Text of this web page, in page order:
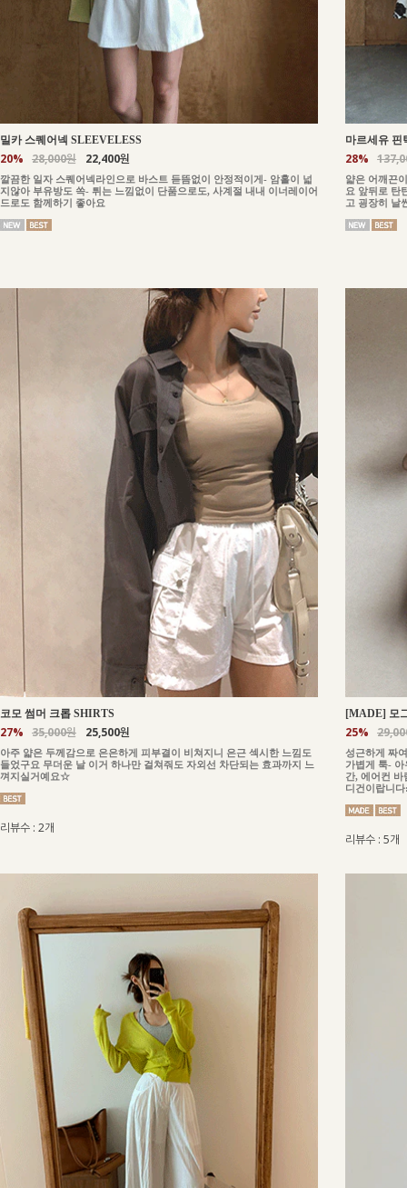
밀카 스퀘어넥 SLEEVELESS
20% 28,000원 22,400원
깔끔한 일자 스퀘어넥라인으로 바스트 듣뜸없이 안정적이게- 암홀이 넓
지않아 부유방도 쏙- 튀는 느낌없이 단품으로도, 사계절 내내 이너레이어
드로도 함께하기 좋아요
마르세유 핀
28%
얇은 어깨끈
요 앞뒤로 탄
고 굉장히 날
코모 썸머 크롭 SHIRTS
27% 35,000원 25,500원
아주 얇은 두께감으로 은은하게 피부결이 비쳐지니 은근 섹시한 느낌도
들었구요 무더운 날 이거 하나만 걸쳐줘도 자외선 차단되는 효과까지 느
껴지실거예요☆
리뷰수 : 2개
[MADE] 모
25%
성근하게 짜
가볍게 툭-
간, 에어컨 바
디건이랍니
리뷰수 : 5개